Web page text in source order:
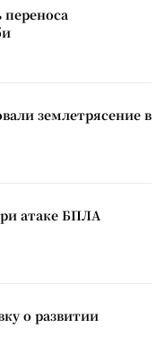
землетрясение в
атаке БПЛА
о развитии